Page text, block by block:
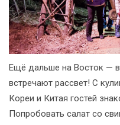
Ещё дальше на Восток —
встречают рассвет! С
Кореи и Китая гостей
Попробовать салат со